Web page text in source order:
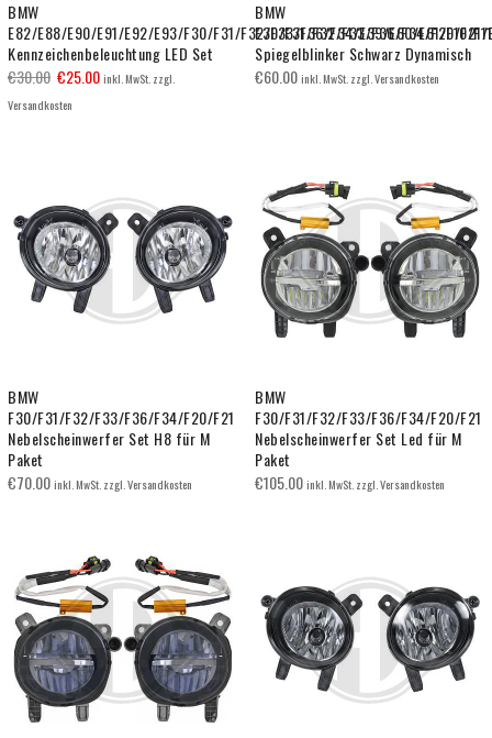
BMW
E82/E88/E90/E91/E92/E93/F30/F31/F32/F33/F36/F34/E39/E60/E61/F10/
Kennzeichenbeleuchtung LED Set
€30.00 €25.00inkl. MwSt. zzgl.
Versandkosten
BMW
F30/F31/F32/F33/F36/F34/F20/F21/
Spiegelblinker Schwarz Dynamisch
€60.00inkl. MwSt. zzgl. Versandkosten
BMW
F30/F31/F32/F33/F36/F34/F20/F21
Nebelscheinwerfer Set H8 für M
Paket
€70.00inkl. MwSt. zzgl. Versandkosten
BMW
F30/F31/F32/F33/F36/F34/F20/F21
Nebelscheinwerfer Set Led für M
Paket
€105.00inkl. MwSt. zzgl. Versandkosten